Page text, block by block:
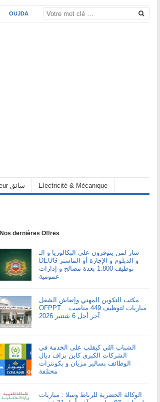
OUJDA
Chauffeur سائق Electricité & Mécanique
Nos dernières Offres
سار لمن يتوفرون على البكالوريا و الـ
DEUG و الدبلوم و الإجازة أو الماستر
توظيف 1.800 بعدة مصالح و إدارات
عمومية
مكتب التكوين المهني وإنعاش الشغل
OFPPT : مباريات لتوظيف 449 مناصب.
آخر أجل 6 شتنبر 2026
الشباب اللي كيقلب على الخدمة في
الشركات الكبرى كاين بزاف ديال
الوظائف بسالير مزيان و بكونترات
مختلفة
الوكالة الحضرية للرباط وسلا : مباريات